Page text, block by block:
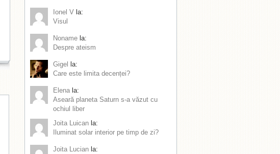
Ionel V la:
Visul
Noname la:
Despre ateism
Gigel
la:
Care este limita decenței?
Elena la:
Aseară planeta Saturn s-a văzut cu
ochiul liber
Joita Luican la:
Iluminat solar interior pe timp de zi?
Joita Lucian la: